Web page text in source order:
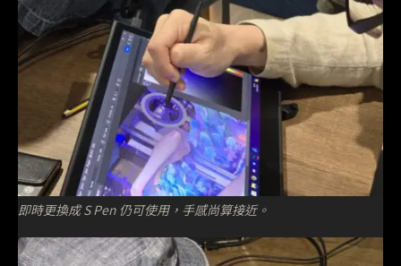
即時更換成 S Pen 仍可使用，手感尚算接近。